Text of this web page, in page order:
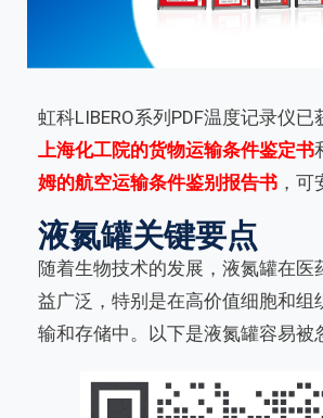
虹科LIBERO系列PDF温度记录仪
上海化工院的货物运输条件鉴定书
姆的航空运输条件鉴别报告书 ，可
液氮罐关键要点
随着生物技术的发展，液氮罐在医
益广泛，特别是在高价值细胞和组
输和存储中。以下是液氮罐容易被